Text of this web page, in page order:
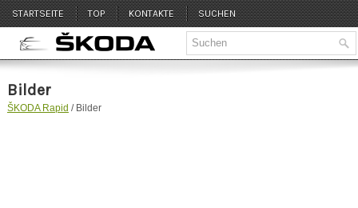
STARTSEITE TOP KONTAKTE SUCHEN
Bilder
ŠKODA Rapid / Bilder